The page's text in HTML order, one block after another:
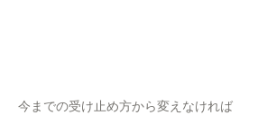
今までの受け止め方から変えなければ